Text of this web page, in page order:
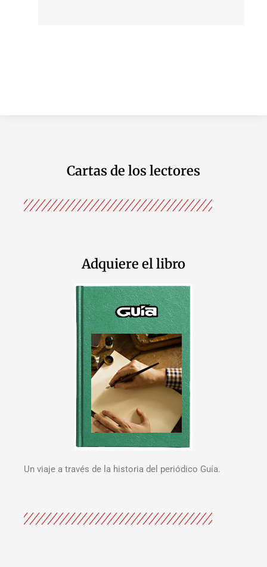
Cartas de los lectores
Adquiere el libro
Un viaje a través de la historia del periódico Guía.